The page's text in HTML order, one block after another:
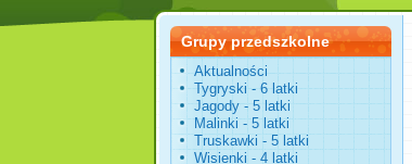
Grupy przedszkolne
Aktualności
Tygryski - 6 latki
Jagody - 5 latki
Malinki - 5 latki
Truskawki - 5 latki
Wisienki - 4 latki